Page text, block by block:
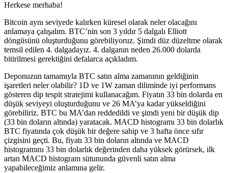
Herkese merhaba!
Bitcoin aynı seviyede kalırken küresel olarak neler olacağını
anlamaya çalışalım. BTC’nin son 3 yıldır 5 dalgalı Elliott
döngüsünü oluşturduğunu görebiliyoruz. Şimdi düz düzeltme olarak
temsil edilen 4. dalgadayız. 4. dalganın neden 26.000 dolarda
bitirilmesi gerektiğini defalarca açıkladım.
Deponuzun tamamıyla BTC satın alma zamanının geldiğinin
işaretleri neler olabilir? 1D ve 1W zaman diliminde iyi performans
gösteren dip tespit stratejimi kullanacağım. Fiyatın 33 bin dolarda en
düşük seviyeyi oluşturduğunu ve 26 MA’ya kadar yükseldiğini
görebiliriz. BTC bu MA’dan reddedildi ve şimdi yeni bir düşük dip
(33 bin doların altında) yaratacak. MACD histogramı 33 bin dolarlık
BTC fiyatında çok düşük bir değere sahip ve 3 hafta önce sıfır
çizgisini geçti. Bu, fiyatı 33 bin doların altında ve MACD
histogramını 33 bin dolarlık değerinden daha yüksek görürsek, ilk
artan MACD histogram sütununda güvenli satın alma
yapabileceğimiz anlamına gelir.